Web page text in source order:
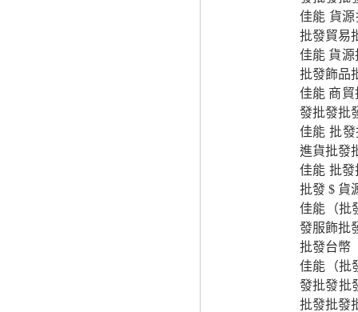
佳能 貨
批發貿易
佳能 貨源
批發飾品
佳能 商貿
發批發批
佳能 批
進貨批發
佳能 批
批發 $ 貨
佳能（批
發服飾批
批發台幣
佳能（批
發批發批
批發批發